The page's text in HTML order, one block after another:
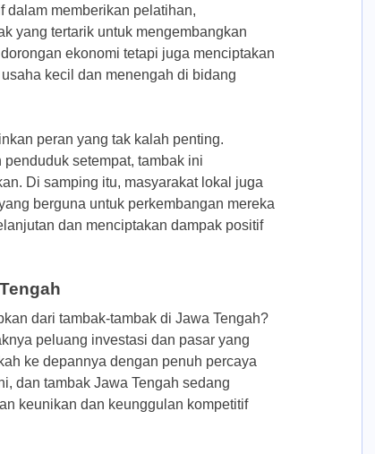
dalam memberikan pelatihan,
yang tertarik untuk mengembangkan
ekonomi tetapi juga menciptakan
kecil dan menengah di bidang
peran yang tak kalah penting.
setempat, tambak ini
Di samping itu, masyarakat lokal juga
berguna untuk perkembangan mereka
dan menciptakan dampak positif
dari tambak-tambak di Jawa Tengah?
peluang investasi dan pasar yang
ke depannya dengan penuh percaya
dan tambak Jawa Tengah sedang
keunikan dan keunggulan kompetitif